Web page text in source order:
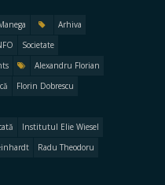
Arhiva
Societate
Alexandru Florian
Florin Dobrescu
Institutul Elie Wiesel
Radu Theodoru